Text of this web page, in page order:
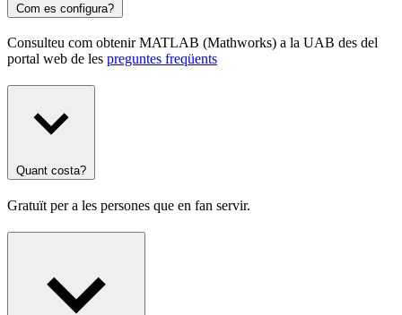
Com es configura?
Consulteu com obtenir MATLAB (Mathworks) a la UAB des del
portal web de les preguntes freqüents
Quant costa?
Gratuït per a les persones que en fan servir.